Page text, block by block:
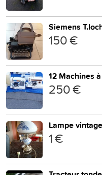
Siemens
150 €
12 Machines
250 €
Lampe
1 €